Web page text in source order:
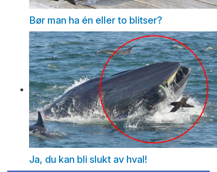
Bør man ha én eller to blitser?
Ja, du kan bli slukt av hval!